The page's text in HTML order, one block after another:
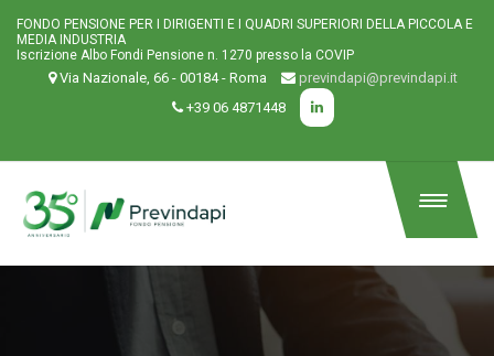
FONDO PENSIONE PER I DIRIGENTI E I QUADRI SUPERIORI DELLA PICCOLA E
MEDIA INDUSTRIA
Iscrizione Albo Fondi Pensione n. 1270 presso la COVIP
Via Nazionale, 66 - 00184 - Roma
previndapi@previndapi.it
+39 06 4871448